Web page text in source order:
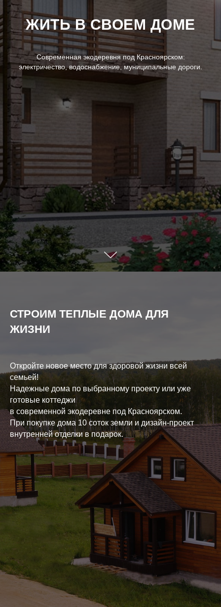
ЖИТЬ В СВОЕМ ДОМЕ
Современная экодеревня под Красноярском:
электричество, водоснабжение, муниципальные дороги.
СТРОИМ ТЕПЛЫЕ ДОМА ДЛЯ
ЖИЗНИ
Откройте новое место для здоровой жизни всей
семьей!
Надежные дома по выбранному проекту или уже
готовые коттеджи
в современной экодеревне под Красноярском.
При покупке дома 10 соток земли и дизайн-проект
внутренней отделки в подарок.